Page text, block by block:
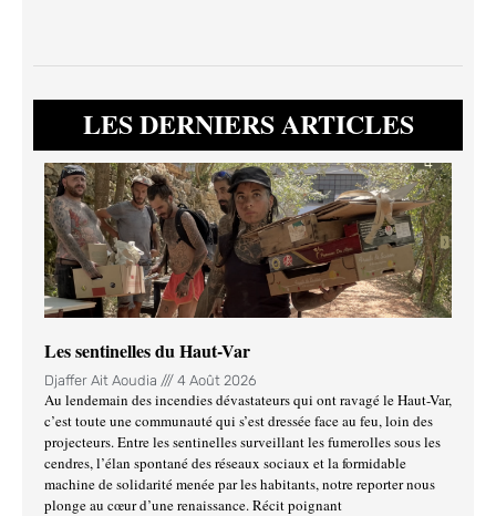
LES DERNIERS ARTICLES
Les sentinelles du Haut-Var
Djaffer Ait Aoudia 4 Août 2026
Au lendemain des incendies dévastateurs qui ont ravagé le Haut-Var,
c’est toute une communauté qui s’est dressée face au feu, loin des
projecteurs. Entre les sentinelles surveillant les fumerolles sous les
cendres, l’élan spontané des réseaux sociaux et la formidable
machine de solidarité menée par les habitants, notre reporter nous
plonge au cœur d’une renaissance. Récit poignant